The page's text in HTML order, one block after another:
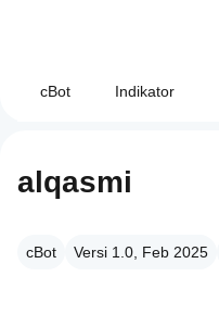
cBot Indikator
alqasmi
cBot Versi 1.0, Feb 2025